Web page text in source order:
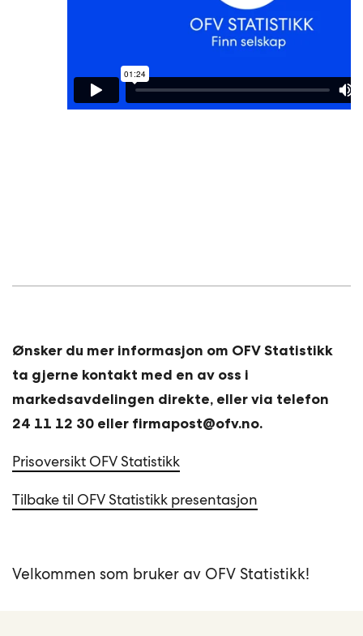
Ønsker du mer informasjon om OFV Statistikk
ta gjerne kontakt med en av oss i
markedsavdelingen direkte, eller via telefon
24 11 12 30 eller firmapost@ofv.no.
Prisoversikt OFV Statistikk
Tilbake til OFV Statistikk presentasjon
Velkommen som bruker av OFV Statistikk!